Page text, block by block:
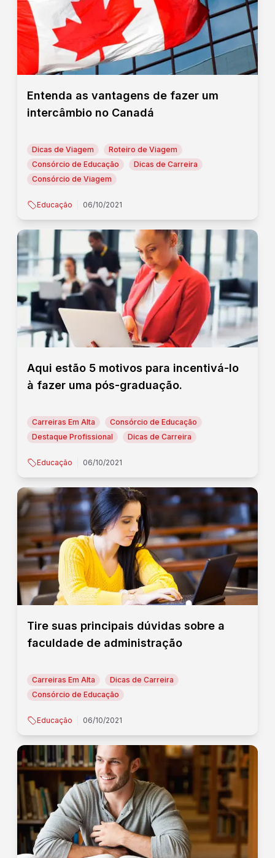
Entenda as vantagens de fazer um
intercâmbio no Canadá
Dicas de Viagem
Roteiro de Viagem
Consórcio de Educação
Dicas de Carreira
Consórcio de Viagem
Educação 06/10/2021
Aqui estão 5 motivos para incentivá-lo
à fazer uma pós-graduação.
Carreiras Em Alta
Consórcio de Educação
Destaque Profissional
Dicas de Carreira
Educação 06/10/2021
Tire suas principais dúvidas sobre a
faculdade de administração
Carreiras Em Alta
Dicas de Carreira
Consórcio de Educação
Educação 06/10/2021